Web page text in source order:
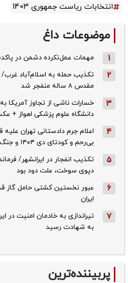
انتخابات ریاست جمهوری 1403
موضوعات داغ
1 مهمات عمل‌نکرده دشمن در
2
تکذیب حمله به اسلام‌آباد
مقدس ۸ ساله منفجر شد
3
خسارات ناشی از تجاوز آمریکا
دانشگاه علوم پزشکی اهواز +
4
اعلام جرم دادستانی تهران
بی‌رحم و کودتای دی‌ ۱۴۰۴ و جنگ رمضان
5
تکذیب ‌انفجار در ایرانشهر/
دپوی سوخت، علت دود بود
6
عبور نخستین کشتی حامل گاز
ایران
7
تیراندازی به خادمان امنیت در
به شهادت رسید
پربیننده‌ترین